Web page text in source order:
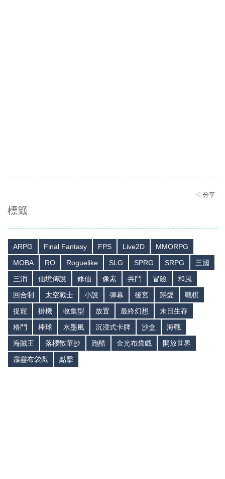
分享
標籤
ARPG Final Fantasy FPS Live2D
MMORPG
MOBA
RO Roguelike SLG SPRG SRPG
三國
三消
仙境傳說 修仙 像素 共鬥 冒險
和風
回合制
太空戰士 小說 彈幕 後宮 戀愛
戰棋
捉寵
掛機 收集型 放置 最終幻想
末日生存
格鬥
棒球 水墨風 沉浸式卡牌 沙盒
海戰
海賊王
落櫻散華抄 跑酷 金光布袋戲
開放世界
霹靂布袋戲
點擊